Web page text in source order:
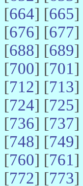
[664] [665]
[676] [677]
[688] [689]
[700] [701]
[712] [713]
[724] [725]
[736] [737]
[748] [749]
[760] [761]
[772] [773]